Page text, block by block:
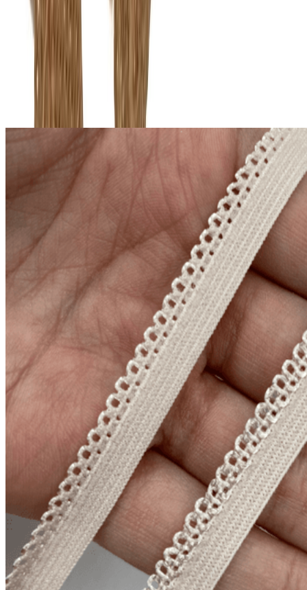
Ажурная отделочная резинка представляет собой эластичную
ленту с кружевом. Используется для обработки фигурных
срезов, для обработки трусиков по линии ног, для обработки
срезов боди. Она более мягкая, чем становая резинка.
Похожие товары